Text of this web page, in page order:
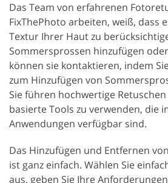
Das Team von erfahrenen
FixThePhoto arbeiten, weiß, dass
Textur Ihrer Haut zu
Sommersprossen hinzufügen
können sie kontaktieren, indem
zum Hinzufügen von
Sie führen hochwertige
basierte Tools zu verwenden, die
Anwendungen verfügbar sind.
Das Hinzufügen und Entfernen
ist ganz einfach. Wählen Sie
aus, geben Sie Ihre